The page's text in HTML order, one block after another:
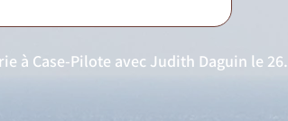
à Case-Pilote avec Judith Daguin le